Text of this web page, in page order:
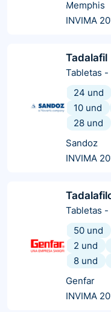
Memphis
INVIMA
Tadalafil
Tabletas -
24 und
10 und
28 und
Sandoz
INVIMA
Tabletas -
50 und
2 und
8 und
Genfar
INVIMA